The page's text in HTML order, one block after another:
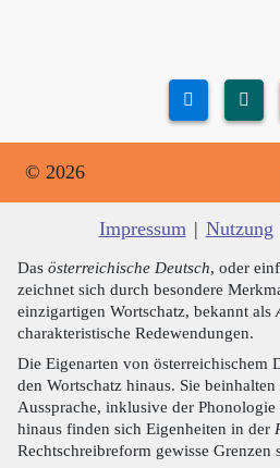
© 2026
Impressum | Nutzung
Das österreichische Deutsch, oder
zeichnet sich durch besondere
einzigartigen Wortschatz, bekannt als
charakteristische Redewendungen.
Die Eigenarten von österreichischem
den Wortschatz hinaus. Sie
Aussprache, inklusive der
hinaus finden sich Eigenheiten in der
Rechtschreibreform gewisse Grenzen